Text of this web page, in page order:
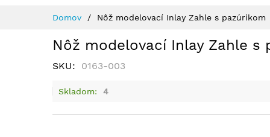
Domov Nôž modelovací Inlay Zahle s pazúrikom
Nôž modelovací Inlay Zahle s
SKU 0163-003
Skladom 4